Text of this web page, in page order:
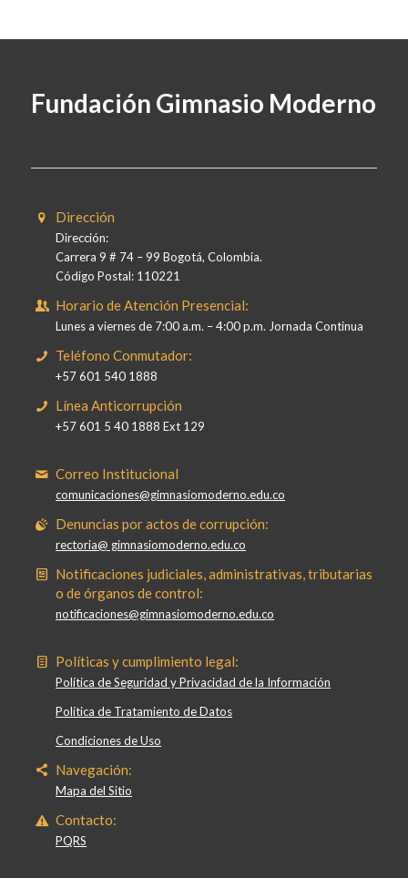
Fundación Gimnasio Moderno
Dirección
Dirección:
Carrera 9 # 74 – 99 Bogotá, Colombia.
Código Postal: 110221
Horario de Atención Presencial:
Lunes a viernes de 7:00 a.m. – 4:00 p.m. Jornada Continua
Teléfono Conmutador:
+57 601 540 1888
Línea Anticorrupción
+57 601 5 40 1888 Ext 129
Correo Institucional
comunicaciones@gimnasiomoderno.edu.co
Denuncias por actos de corrupción:
rectoria@ gimnasiomoderno.edu.co
Notificaciones judiciales, administrativas, tributarias
o de órganos de control:
notificaciones@gimnasiomoderno.edu.co
Políticas y cumplimiento legal:
Política de Seguridad y Privacidad de la Información
Política de Tratamiento de Datos
Condiciones de Uso
Navegación:
Mapa del Sitio
Contacto:
PQRS